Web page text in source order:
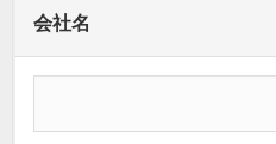
会社名